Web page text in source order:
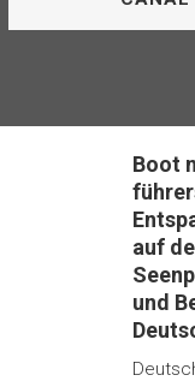
durch malerische
CHARTER-
Boot
auf
und